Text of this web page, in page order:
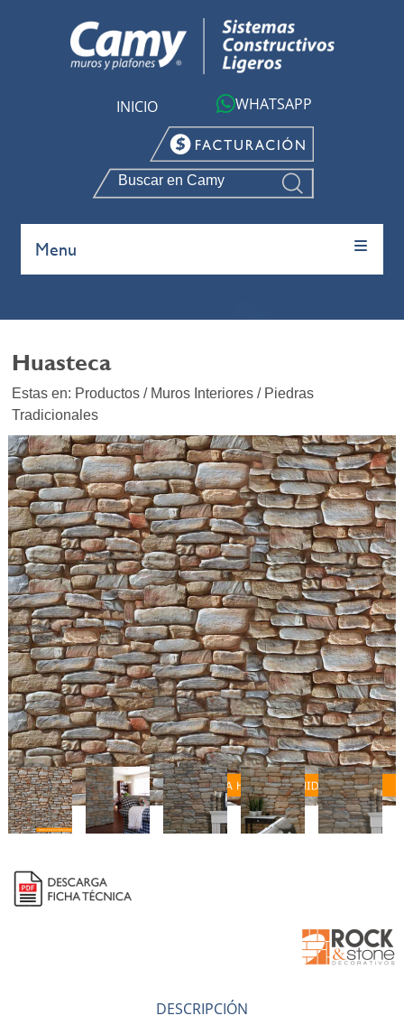
INICIO WHATSAPP
Menu
Huasteca
Estas en: Productos / Muros Interiores / Piedras
Tradicionales
DESCRIPCIÓN